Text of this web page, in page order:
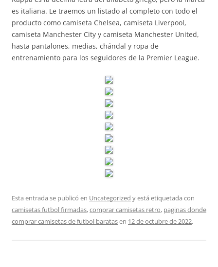
es italiana. Le traemos un listado al completo con todo el
producto como camiseta Chelsea, camiseta Liverpool,
camiseta Manchester City y camiseta Manchester United,
hasta pantalones, medias, chándal y ropa de
entrenamiento para los seguidores de la Premier League.
Esta entrada se publicó en Uncategorized y está etiquetada con
camisetas futbol firmadas,comprar camisetas retro, paginas donde
comprar camisetas de futbol baratasen 12 de octubre de 2022.